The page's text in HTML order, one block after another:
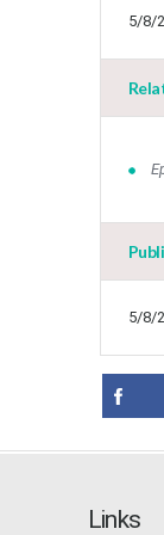
5/8/
5/8/
Links